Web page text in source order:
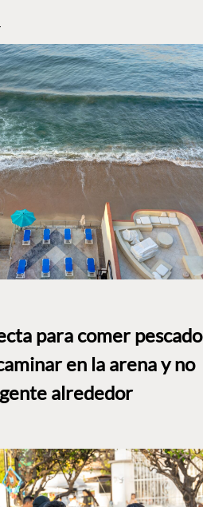
para comer pescado
en la arena y no
alrededor